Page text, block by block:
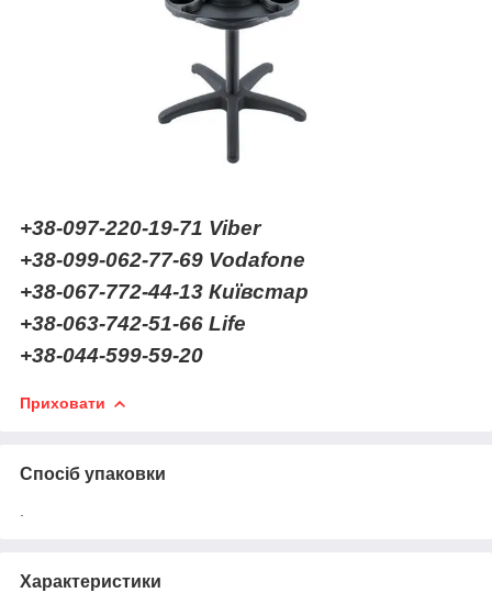
+38-097-220-19-71 Viber
+38-099-062-77-69 Vodafone
+38-067-772-44-13 Київстар
+38-063-742-51-66 Life
+38-044-599-59-20
Приховати
Спосіб упаковки
Характеристики